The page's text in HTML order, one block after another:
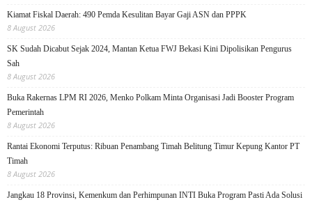
Kiamat Fiskal Daerah: 490 Pemda Kesulitan Bayar Gaji ASN dan PPPK
8 August 2026
SK Sudah Dicabut Sejak 2024, Mantan Ketua FWJ Bekasi Kini Dipolisikan Pengurus
Sah
8 August 2026
Buka Rakernas LPM RI 2026, Menko Polkam Minta Organisasi Jadi Booster Program
Pemerintah
8 August 2026
Rantai Ekonomi Terputus: Ribuan Penambang Timah Belitung Timur Kepung Kantor PT
Timah
8 August 2026
Jangkau 18 Provinsi, Kemenkum dan Perhimpunan INTI Buka Program Pasti Ada Solusi